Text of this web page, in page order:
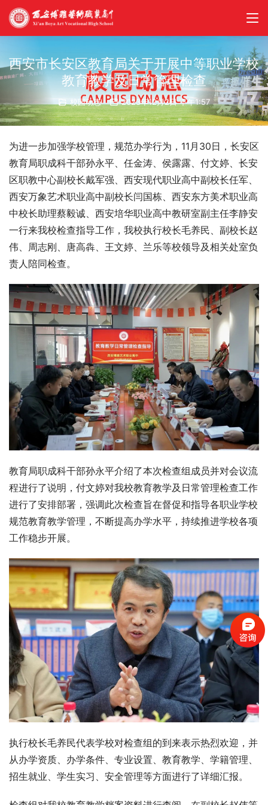
西安市长安区教育局关于开展中等职业学校
教育教学及日常管理检查
校园动态 2023年12月2日 下午1:57
为进一步加强学校管理，规范办学行为，11月30日，长安区
教育局职成科干部孙永平、任金涛、侯露露、付文婷、长安
区职教中心副校长戴军强、西安现代职业高中副校长任军、
西安万象艺术职业高中副校长闫国栋、西安东方美术职业高
中校长助理蔡毅诚、西安培华职业高中教研室副主任李静安
一行来我校检查指导工作，我校执行校长毛养民、副校长赵
伟、周志刚、唐高犇、王文婷、兰乐等校领导及相关处室负
责人陪同检查。
教育局职成科干部孙永平介绍了本次检查组成员并对会议流
程进行了说明，付文婷对我校教育教学及日常管理检查工作
进行了安排部署，强调此次检查旨在督促和指导各职业学校
规范教育教学管理，不断提高办学水平，持续推进学校各项
工作稳步开展。
执行校长毛养民代表学校对检查组的到来表示热烈欢迎，并
从办学资质、办学条件、专业设置、教育教学、学籍管理、
招生就业、学生实习、安全管理等方面进行了详细汇报。